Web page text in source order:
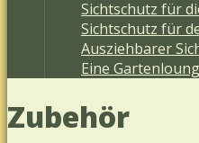
Sichtschutz für
Sichtschutz für
Ausziehbarer
Eine
Zubehör